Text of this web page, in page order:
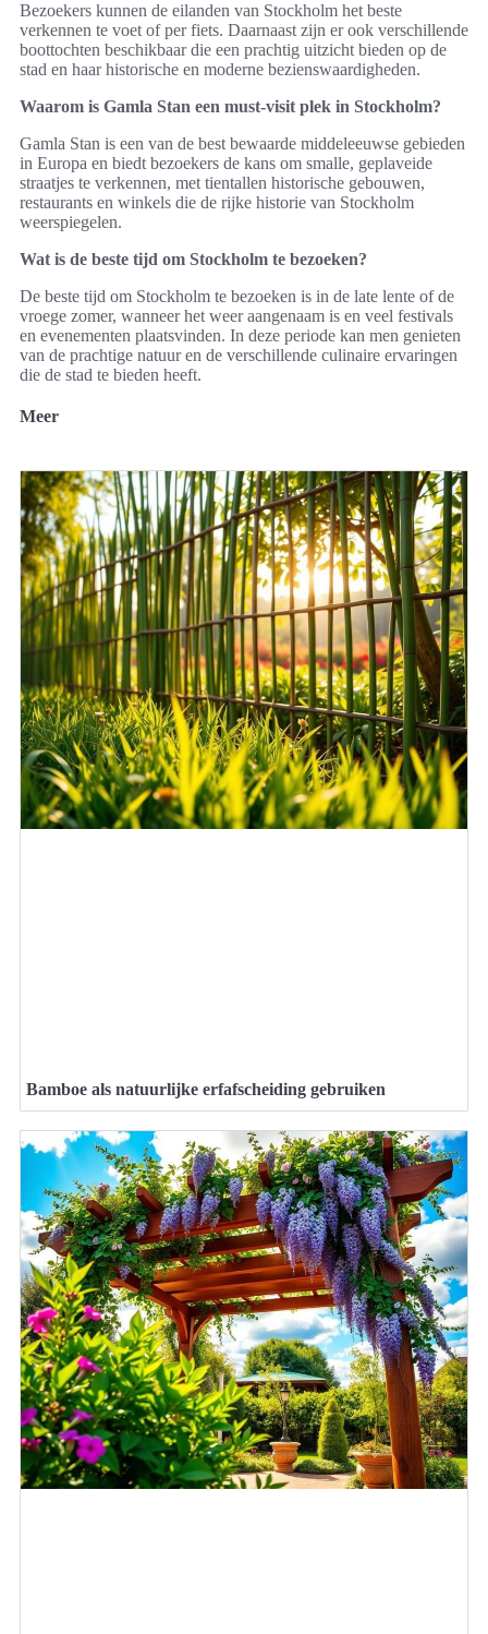
Bezoekers kunnen de eilanden van Stockholm het beste
verkennen te voet of per fiets. Daarnaast zijn er ook verschillende
boottochten beschikbaar die een prachtig uitzicht bieden op de
stad en haar historische en moderne bezienswaardigheden.
Waarom is Gamla Stan een must-visit plek in Stockholm?
Gamla Stan is een van de best bewaarde middeleeuwse gebieden
in Europa en biedt bezoekers de kans om smalle, geplaveide
straatjes te verkennen, met tientallen historische gebouwen,
restaurants en winkels die de rijke historie van Stockholm
weerspiegelen.
Wat is de beste tijd om Stockholm te bezoeken?
De beste tijd om Stockholm te bezoeken is in de late lente of de
vroege zomer, wanneer het weer aangenaam is en veel festivals
en evenementen plaatsvinden. In deze periode kan men genieten
van de prachtige natuur en de verschillende culinaire ervaringen
die de stad te bieden heeft.
Meer
Bamboe als natuurlijke erfafscheiding gebruiken